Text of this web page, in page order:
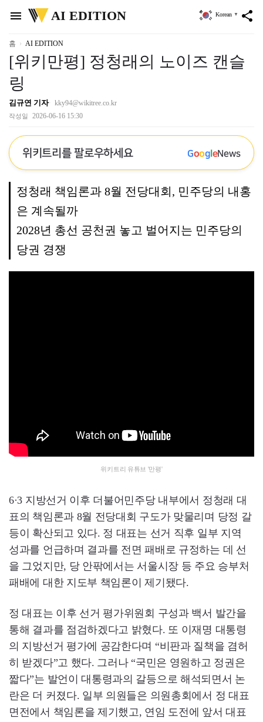
menu
위
키
리
AI EDITION share
Korean ▼
홈 AI EDITION
[위키만평] 정청래의 노이즈 캔슬
링
김규연 기자 kky94@wikitree.co.kr
작성일 2026-06-16 15:30
위키트리를 팔로우하세요 GoogleNews
정청래 책임론과 8월 전당대회, 민주당의 내홍
은 계속될까
2028년 총선 공천권 놓고 벌어지는 민주당의
당권 경쟁
위키트리 유튜브 '만평'
6·3 지방선거 이후 더불어민주당 내부에서 정청래 대
표의 책임론과 8월 전당대회 구도가 맞물리며 당정 갈
등이 확산되고 있다. 정 대표는 선거 직후 일부 지역
성과를 언급하며 결과를 전면 패배로 규정하는 데 선
을 그었지만, 당 안팎에서는 서울시장 등 주요 승부처
패배에 대한 지도부 책임론이 제기됐다.
정 대표는 이후 선거 평가위원회 구성과 백서 발간을
통해 결과를 점검하겠다고 밝혔다. 또 이재명 대통령
의 지방선거 평가에 공감한다며 “비판과 질책을 겸허
히 받겠다”고 했다. 그러나 “국민은 영원하고 정권은
짧다”는 발언이 대통령과의 갈등으로 해석되면서 논
란은 더 커졌다. 일부 의원들은 의원총회에서 정 대표
면전에서 책임론을 제기했고, 연임 도전에 앞서 대표